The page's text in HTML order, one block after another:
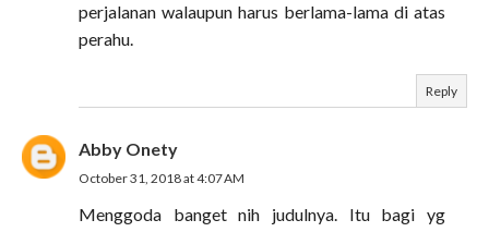
perjalanan walaupun harus berlama-lama di atas
perahu.
Reply
Abby Onety
October 31, 2018 at 4:07 AM
Menggoda banget nih judulnya. Itu bagi yg